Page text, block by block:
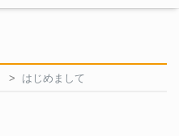
はじめまして